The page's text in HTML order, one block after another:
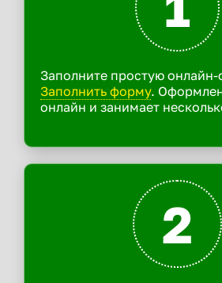
Заполните простую
Заполнить форму.
онлайн и занимает
2